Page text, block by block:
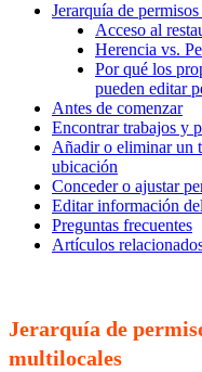
Jerarquía de
Acceso al
Herencia vs.
Por qué los
pueden editar
Antes de comenzar
Encontrar trabajos y
Añadir o eliminar un
ubicación
Conceder o ajustar
Editar información
Preguntas frecuentes
Artículos
Jerarquía de
multilocales